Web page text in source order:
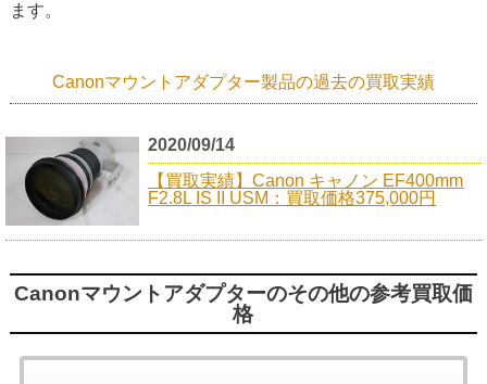
ます。
Canonマウントアダプター製品の過去の買取実績
2020/09/14
【買取実績】Canon キャノン EF400mm
F2.8L IS II USM：買取価格375,000円
Canonマウントアダプターのその他の参考買取価
格